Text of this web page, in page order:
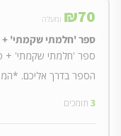
₪70 ומעלה
ספר 'חלמתי שקמתי'
ספר 'חלמתי שקמתי' +
הספר בדרך אליכם.
3 תומכים